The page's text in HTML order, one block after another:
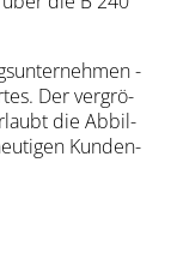
-
Der ver­grö­
die Abbil­
Kun­den­